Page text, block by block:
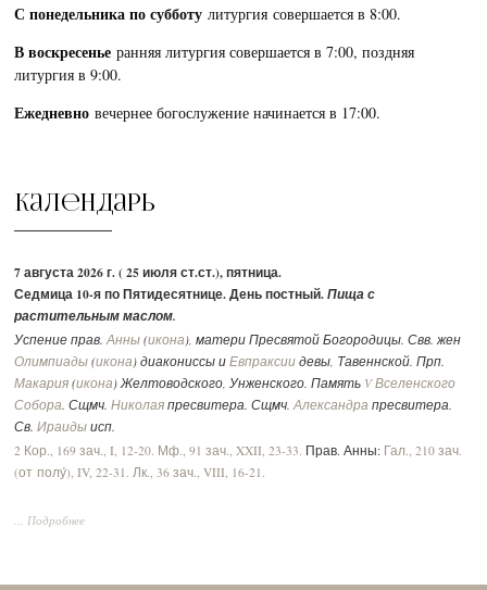
С понедельника по субботулитургия совершается в 8:00.
В воскресеньеранняя литургия совершается в 7:00, поздняя
литургия в 9:00.
Ежедневновечернее богослужение начинается в 17:00.
Календарь
7 августа 2026 г. ( 25 июля ст.ст.), пятница.
Седмица 10-я по Пятидесятнице. День постный.Пища с
растительным маслом.
Успение прав.Анны (икона ), матери Пресвятой Богородицы. Свв. жен
Олимпиады (икона ) диакониссы иЕвпраксии девы, Тавеннской. Прп.
Макария (икона ) Желтоводского, Унженского. Память V Вселенского
Собора . Сщмч.Николая пресвитера. Сщмч.Александра пресвитера.
Св.Ираиды исп.
2 Кор., 169 зач., I, 12-20. Мф., 91 зач., XXII, 23-33. Прав. Анны: Гал., 210 зач.
(от полу́), IV, 22-31. Лк., 36 зач., VIII, 16-21.
... Подробнее